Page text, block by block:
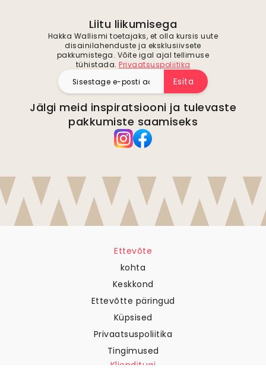
Liitu liikumisega
Hakka Wallismi toetajaks, et olla kursis uute
disainilahenduste ja eksklusiivsete
pakkumistega. Võite igal ajal tellimuse
tühistada. Privaatsuspoliitika
Esita
Jälgi meid inspiratsiooni ja tulevaste
pakkumiste saamiseks
Ettevõte
kohta
Keskkond
Ettevõtte päringud
Küpsised
Privaatsuspoliitika
Tingimused
Klienditugi